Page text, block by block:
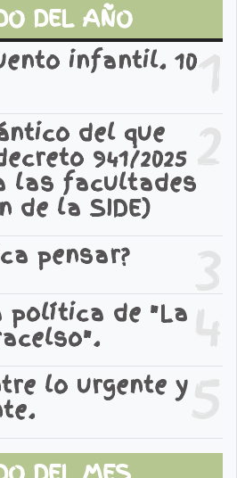
DEL AÑO
1
infantil. 10
2
del que
941/2025
las facultades
de la SIDE)
3
pensar?
4
política de "La
5
lo urgente y